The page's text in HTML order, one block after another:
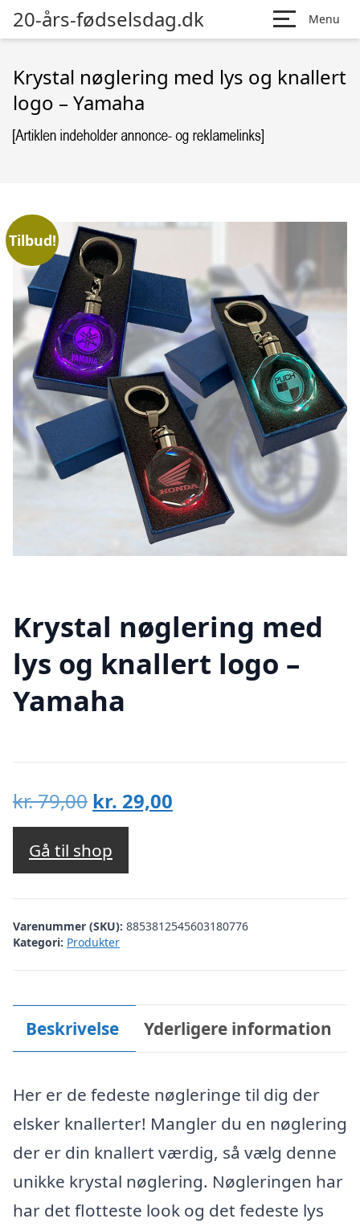
20-års-fødselsdag.dk Menu
Krystal nøglering med lys og knallert
logo – Yamaha
Tilbud!
Krystal nøglering med
lys og knallert logo –
Yamaha
kr.79,00 Den
oprindelige
pris
var:
kr. 79,00.
kr. 29,00
kr. 29,00.
Gå til shop
Varenummer (SKU): 8853812545603180776
Kategori: Produkter
Beskrivelse Yderligere information
Her er de fedeste nøgleringe til dig der
elsker knallerter! Mangler du en nøglering
der er din knallert værdig, så vælg denne
unikke krystal nøglering. Nøgleringen har
har det flotteste look og det fedeste lys